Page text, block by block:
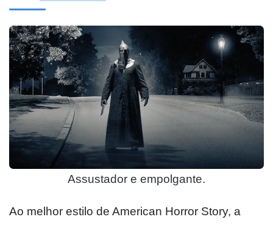
Assustador e empolgante.
Ao melhor estilo de American Horror Story, a